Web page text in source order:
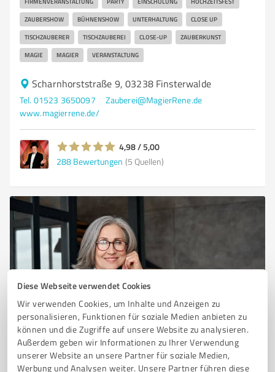
Diese Webseite verwendet Cookies
Wir verwenden Cookies, um Inhalte und Anzeigen zu
personalisieren, Funktionen für soziale Medien anbieten zu
können und die Zugriffe auf unsere Website zu analysieren.
Außerdem geben wir Informationen zu Ihrer Verwendung
unserer Website an unsere Partner für soziale Medien,
Werbung und Analysen weiter. Unsere Partner führen diese
ZAUBERSHOW BÜHNENSHOW UNTERHALTUNG CLOSE UP
TISCHZAUBERER TISCHZAUBEREI CLOSE-UP ZAUBERKUNST
MAGIE MAGIER VERANSTALTUNG
Scharnhorststraße 9, 03238 Finsterwalde
Tel. 01523 3650097
Zauberei@MagierRene.de
www.magierrene.de/
4,98 / 5,00
288 Bewertungen (5 Quellen)
Sie möchten auch hier gelistet werden?
Registrieren Sie sich jetzt und werden Sie ein von
Kunden empfohlener ProvenExpert!